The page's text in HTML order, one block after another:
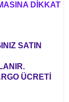
DİKKAT
SATIN
ÜCRETİ